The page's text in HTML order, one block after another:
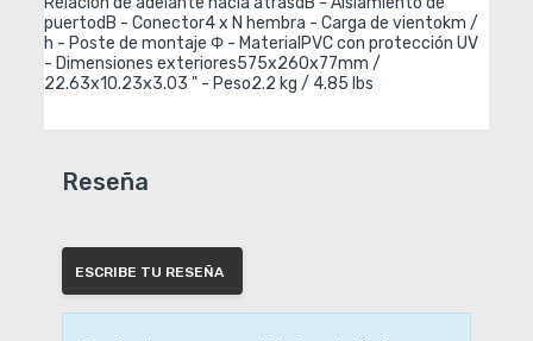
puertodB - Conector4 x N hembra - Carga de vientokm /
h - Poste de montaje Φ - MaterialPVC con protección UV
- Dimensiones exteriores575x260x77mm /
22.63x10.23x3.03 " - Peso2.2 kg / 4.85 lbs
Reseña
ESCRIBE TU RESEÑA